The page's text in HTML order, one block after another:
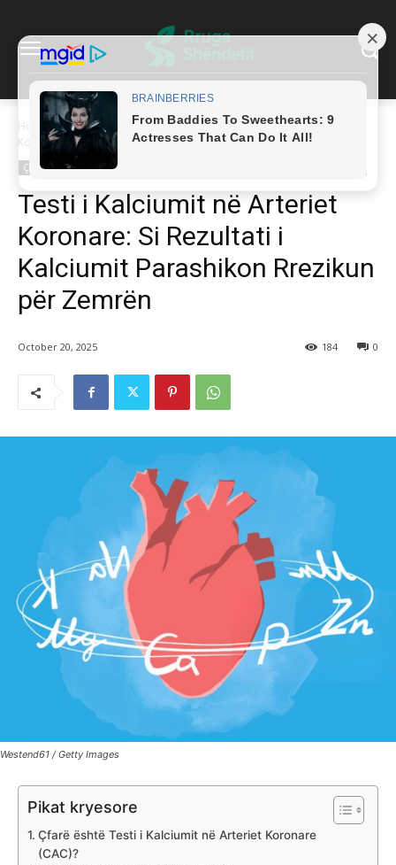
Home Çrregullime kardiovaskulare
Testi i Kalciumit në Arteriet
Koronare: Si Rezultati i Kalciumit Parashikon Rrezikun...
Çrregullime kardiovaskulare
Testi i Kalciumit në Arteriet
Koronare: Si Rezultati i
Kalciumit Parashikon Rrezikun
për Zemrën
October 20, 2025 0
184
Westend61 / Getty Images
Pikat kryesore
Çfarë është Testi i Kalciumit në Arteriet Koronare
(CAC)?